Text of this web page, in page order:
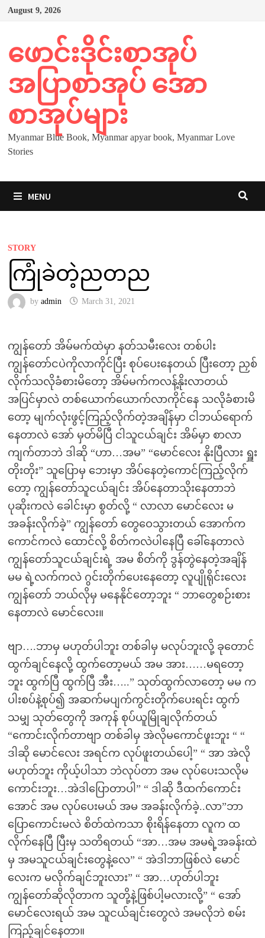
Skip
August 9, 2026
ဖောင်းဒိုင်းစာအုပ်
အပြာစာအုပ် အော
စာအုပ်များ
Myanmar Blue Book, Myanmar apyar book, Myanmar Love
Stories
MENU
STORY
ကြုံခဲတဲ့ညတည
by admin March 31, 2021
ကျွန်တော် အိမ်မက်ထဲမှာ နတ်သမီးလေး တစ်ပါး
ကျွန်တော်ငပဲကိုလာကိုင်ပြီး စုပ်ပေးနေတယ် ပြီးတော့ ညှစ်
လိုက်သလိုခံစားမိတော့ အိမ်မက်ကလန့်နိုးလာတယ်
အပြင်မှာလဲ တစ်ယောက်ယောက်လာကိုင်နေ သလိုခံစားမိ
တော့ မျက်လုံးဖွင့်ကြည့်လိုက်တဲ့အချိန်မှာ ငါဘယ်ရောက်
နေတာလဲ အော် မှတ်မိပြီ ငါသူငယ်ချင်း အိမ်မှာ စာလာ
ကျက်တာဘဲ ဒါဆို “ဟာ…အမ” “မောင်လေး နိုးပြီလား ရှူး
တိုးတိုး” သူပြောမှ ဘေးမှာ အိပ်နေတဲ့ကောင်ကြည့်လိုက်
တော့ ကျွန်တော်သူငယ်ချင်း အိပ်နေတာသိုးနေတာဘဲ
ပုဆိုးကလဲ ခေါင်းမှာ စွတ်လို့ “ လာလာ မောင်လေး မ
အခန်းလိုက်ခဲ့” ကျွန်တော် တွေဝေသွားတယ် အောက်က
ကောင်ကလဲ ထောင်လို့ စိတ်ကလဲပါနေပြီ ခေါ်နေတာလဲ
ကျွန်တော်သူငယ်ချင်းရဲ့ အမ စိတ်ကို ဒွန်တွဲနေတဲ့အချိန်
မမ ရဲ့လက်ကလဲ ဂွင်းတိုက်ပေးနေတော့ လူပျိုရိုင်းလေး
ကျွန်တော် ဘယ်လိုမှ မနေနိုင်တော့ဘူး “ ဘာတွေစဉ်းစား
နေတာလဲ မောင်လေး။
ဗျာ….ဘာမှ မဟုတ်ပါဘူး တစ်ခါမှ မလုပ်ဘူးလို့ ခုတောင်
ထွက်ချင်နေလို့ ထွက်တော့မယ် အမ အား……မရတော့
ဘူး ထွက်ပြီ ထွက်ပြီ အီး…..” သုတ်ထွက်လာတော့ မမ က
ပါးစပ်နဲ့စုပ်၍ အဆက်မပျက်ကွင်းတိုက်ပေးရင်း ထွက်
သမျှ သုတ်တွေကို အကုန် စုပ်ယူမြိုချလိုက်တယ်
“ကောင်းလိုက်တာဗျာ တစ်ခါမှ အဲလိုမကောင်ဖူးဘူး “ “
ဒါဆို မောင်လေး အရင်က လုပ်ဖူးတယ်ပေါ့” “ အာ အဲလို
မဟုတ်ဘူး ကိုယ့်ပါသာ ဘဲလုပ်တာ အမ လုပ်ပေးသလိုမ
ကောင်းဘူး…အဲဒါပြောတာပါ” “ ဒါဆို ဒီထက်ကောင်း
အောင် အမ လုပ်ပေးမယ် အမ အခန်းလိုက်ခဲ့..လာ”ဘာ
ပြောကောင်းမလဲ စိတ်ထဲကသာ စိုးရိန်နေတာ လူက ထ
လိုက်နေပြီ ပြီးမှ သတိရတယ် “အာ…အမ အမရဲ့အခန်းထဲ
မှ အမသူငယ်ချင်းတွေနဲ့လေ” “ အဲဒါဘာဖြစ်လဲ မောင်
လေးက မလိုက်ချင်ဘူးလား” “ အာ…ဟုတ်ပါဘူး
ကျွန်တော်ဆိုလိုတာက သူတို့နဲ့ဖြစ်ပါ့မလားလို့” “ အော်
မောင်လေးရယ် အမ သူငယ်ချင်းတွေလဲ အမလိုဘဲ စမ်း
ကြည့်ချင်နေတာ။